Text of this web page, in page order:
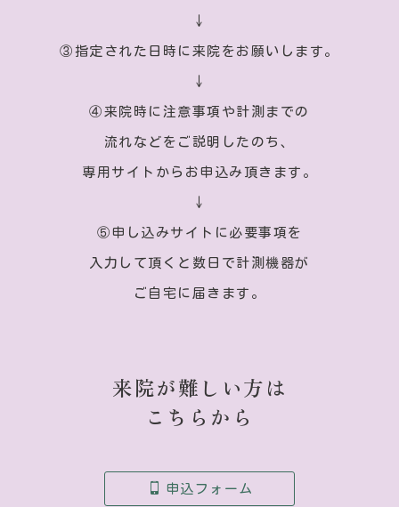
↓
③指定された日時に来院をお願いします。
↓
④来院時に注意事項や計測までの
流れなどをご説明したのち、
専用サイトからお申込み頂きます。
↓
⑤申し込みサイトに必要事項を
入力して頂くと数日で計測機器が
ご自宅に届きます。
来院が難しい方は
こちらから
申込フォーム